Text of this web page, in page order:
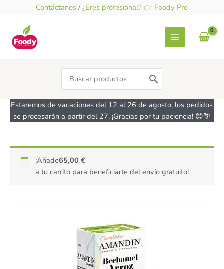
contenido
Contáctanos / ¿Eres profesional? 👉 Foody Pro
Search
for:
Estaremos de vacaciones del 12 al 26 de agosto, los pedidos
se procesarán a partir del 27. ¡Gracias por tu paciencia! 😊🌴
¡Añade65,00€
a tu carrito para beneficiarte del envío gratuito!
Bechamel
de